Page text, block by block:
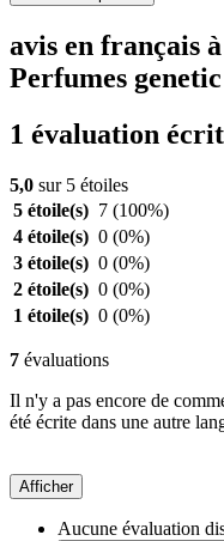
avis en français
Perfumes
1 évaluation
5,0 sur 5 étoiles
5 étoile(s) 7 (100%)
4 étoile(s) 0 (0%)
3 étoile(s) 0 (0%)
2 étoile(s) 0 (0%)
1 étoile(s) 0 (0%)
7 évaluations
Il n'y a pas encore de
été écrite dans une autre
Afficher
Aucune évaluation